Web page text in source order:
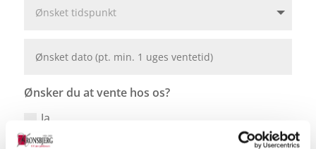
Ønsker du at vente hos os?
Ja
Ja og vil gerne låne et kundekontor